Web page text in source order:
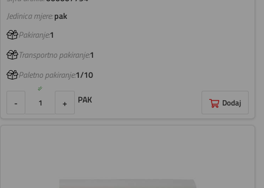
Jedinica mjere:pak
Pakiranje:1
Transportno pakiranje:1
Paletno pakiranje:1/10
- + PAK Dodaj